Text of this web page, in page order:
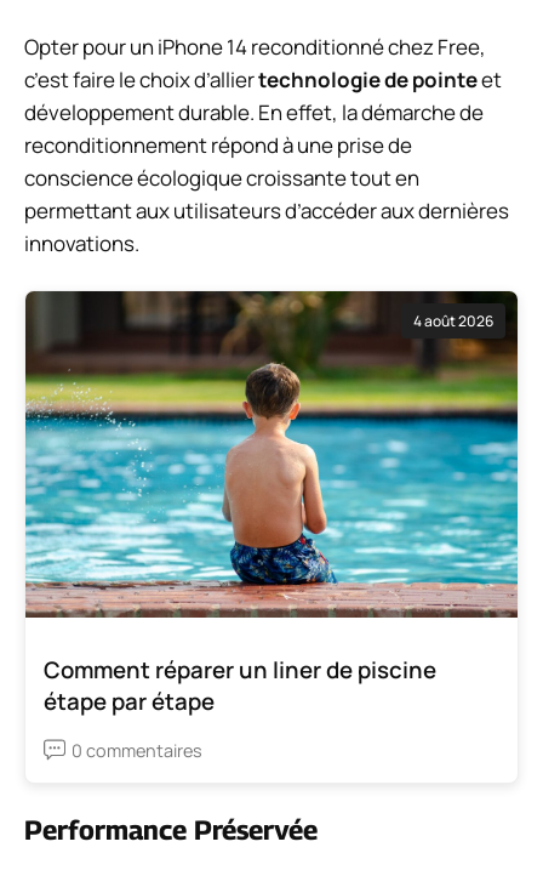
Opter pour un iPhone 14 reconditionné chez Free,
c’est faire le choix d’alliertechnologie de pointeet
développement durable. En effet, la démarche de
reconditionnement répond à une prise de
conscience écologique croissante tout en
permettant aux utilisateurs d’accéder aux dernières
innovations.
4 août 2026
Comment réparer un liner de piscine
étape par étape
0 commentaires
Performance Préservée